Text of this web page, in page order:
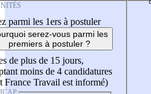
parmi les 1ers à postuler
serez-vous parmi les
premiers à postuler ?
de plus de 15 jours,
moins de 4 candidatures
France Travail est informé)